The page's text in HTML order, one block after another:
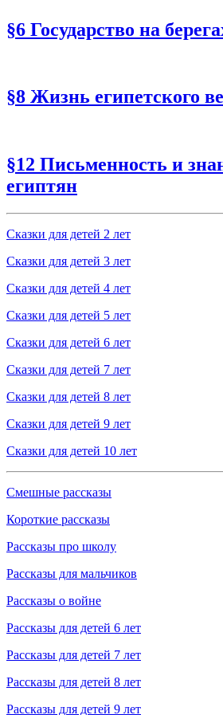
§6 Государство на
§8 Жизнь египетского
§12 Письменность и
египтян
Сказки для детей 2 лет
Сказки для детей 3 лет
Сказки для детей 4 лет
Сказки для детей 5 лет
Сказки для детей 6 лет
Сказки для детей 7 лет
Сказки для детей 8 лет
Сказки для детей 9 лет
Сказки для детей 10 лет
Смешные рассказы
Короткие рассказы
Рассказы про школу
Рассказы для мальчиков
Рассказы о войне
Рассказы для детей 6 лет
Рассказы для детей 7 лет
Рассказы для детей 8 лет
Рассказы для детей 9 лет